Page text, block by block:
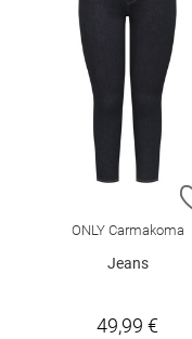
ONLY Carmakoma
Jeans
49,99 €